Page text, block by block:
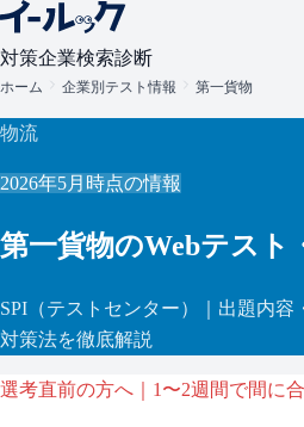
対策企業検索診断
ホーム 企業別テスト情報 第一貨物
物流
2026年5月 時点の情報
第一貨物のWebテスト
SPI （テストセンター）
｜出題内
対策法を徹底解説
選考直前の方へ｜1〜2週間で間に